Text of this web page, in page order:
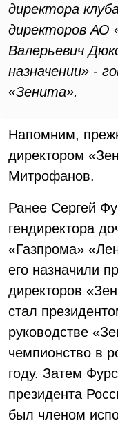
директора
директоров АО
Валерьевич
назначении» -
«Зенита».
Напомним,
директором
Митрофанов.
Ранее Сергей
гендиректора
«Газпрома»
его назначили
директоров
стал
руководстве
чемпионство в
году. Затем
президента
был членом